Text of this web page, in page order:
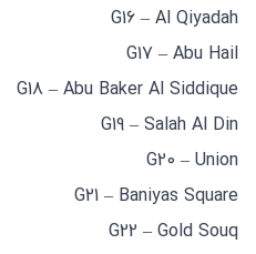
G16 – Al Qiyadah
G17 – Abu Hail
G18 – Abu Baker Al Siddique
G19 – Salah Al Din
G20 – Union
G21 – Baniyas Square
G22 – Gold Souq